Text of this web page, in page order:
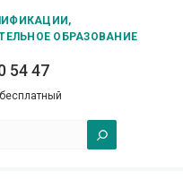
ОБРАЗОВАНИЕ
54 47